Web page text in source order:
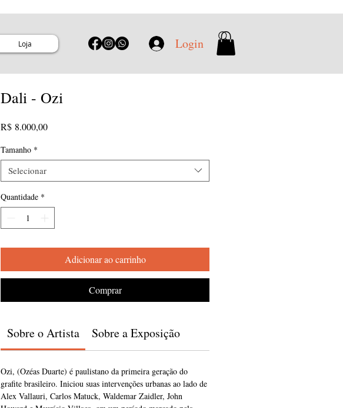
Loja Login
Dali - Ozi
R$ 8.000,00Preço
Tamanho *
Selecionar
Quantidade *
Adicionar ao carrinho
Comprar
Sobre o Artista Sobre a Exposição
Ozi, (Ozéas Duarte) é paulistano da primeira geração do
grafite brasileiro. Iniciou suas intervenções urbanas ao lado de
Alex Vallauri, Carlos Matuck, Waldemar Zaidler, John